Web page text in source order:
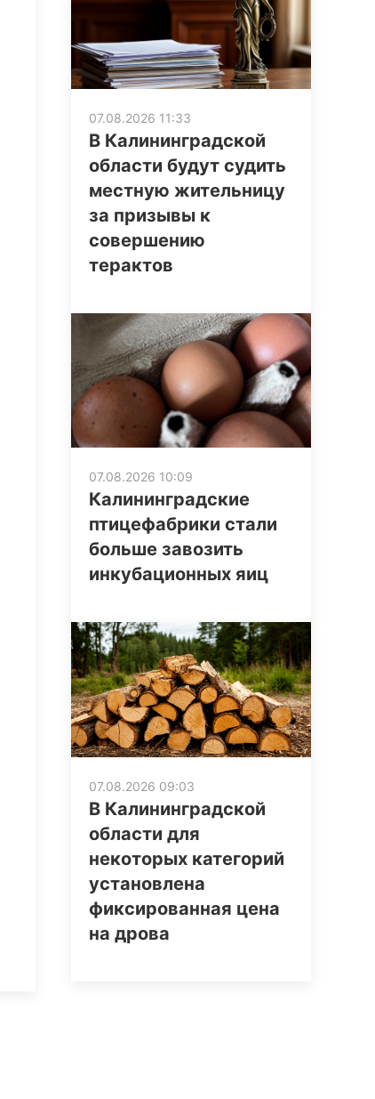
07.08.2026 11:33
В Калининградской
области будут судить
местную жительницу
за призывы к
совершению
терактов
07.08.2026 10:09
Калининградские
птицефабрики стали
больше завозить
инкубационных яиц
07.08.2026 09:03
В Калининградской
области для
некоторых категорий
установлена
фиксированная цена
на дрова